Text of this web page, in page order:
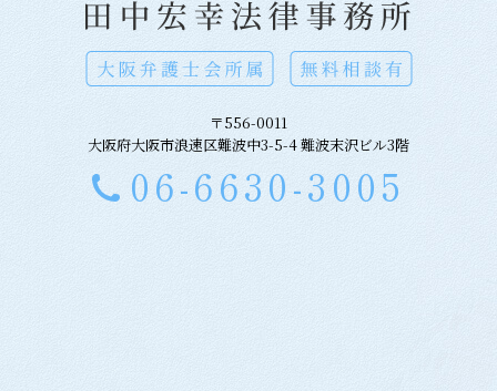
〒556-0011
大阪府大阪市浪速区難波中3-5-4 難波末沢ビル3階
06-6630-3005